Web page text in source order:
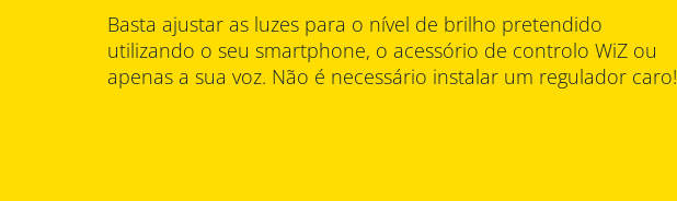
Basta ajustar as luzes para o nível de brilho pretendido
utilizando o seu smartphone, o acessório de controlo WiZ ou
apenas a sua voz. Não é necessário instalar um regulador caro!